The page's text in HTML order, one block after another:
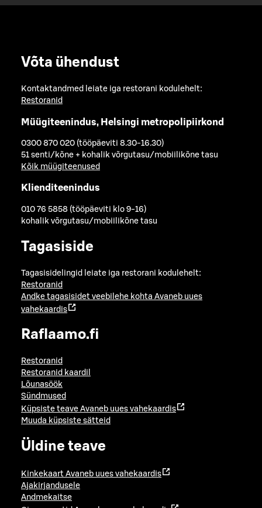
Võta ühendust
Kontaktandmed leiate iga restorani kodulehelt:
Restoranid
Müügiteenindus, Helsingi metropolipiirkond
0300 870 020 (tööpäeviti 8.30-16.30)
51 senti/kõne + kohalik võrgutasu/mobiilikõne tasu
Kõik müügiteenused
Klienditeenindus
010 76 5858 (tööpäeviti klo 9-16)
kohalik võrgutasu/mobiilikõne tasu
Tagasiside
Tagasisidelingid leiate iga restorani kodulehelt:
Restoranid
Andke tagasisidet veebilehe kohta Avaneb uues
vahekaardis
Raflaamo.fi
Restoranid
Restoranid kaardil
Lõunasöök
Sündmused
Küpsiste teave Avaneb uues vahekaardis
Muuda küpsiste sätteid
Üldine teave
Kinkekaart Avaneb uues vahekaardis
Ajakirjandusele
Andmekaitse